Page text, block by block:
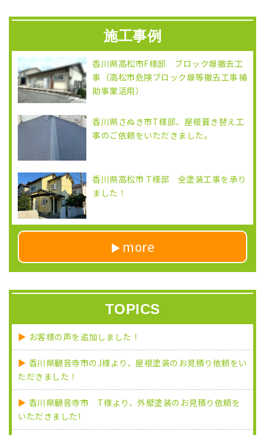
施工事例
香川県高松市F様邸 ブロック塀撤去工
事（高松市危険ブロック塀等撤去工事補
助事業活用）
香川県さぬき市T様邸、屋根葺き替え工
事のご依頼をいただきました。
香川県高松市 T様邸 全塗装工事を承り
ました！
more
TOPICS
お客様の声を追加しました！
香川県観音寺市のJ様より、屋根塗装のお見積り依頼をい
ただきました！
香川県観音寺市 T様より、外壁塗装のお見積り依頼を
いただきました!